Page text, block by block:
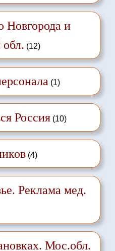
Новгорода и
(12)
(1)
Россия(10)
(4)
Реклама мед.
Мос.обл.